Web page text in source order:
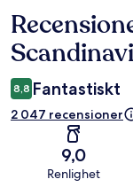
Recensioner
8,8 Fantastiskt
2 047 recensioner
9,0
Renlighet